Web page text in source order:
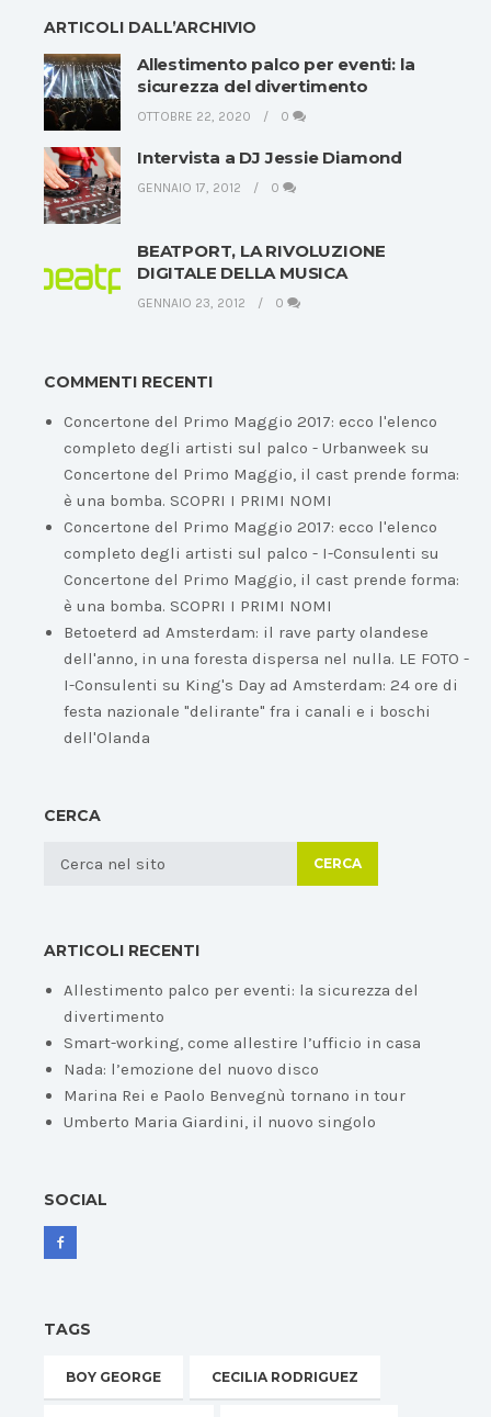
ARTICOLI DALL’ARCHIVIO
Allestimento palco per eventi: la
sicurezza del divertimento
OTTOBRE 22, 2020 0
Intervista a DJ Jessie Diamond
GENNAIO 17, 2012 0
BEATPORT, LA RIVOLUZIONE
DIGITALE DELLA MUSICA
GENNAIO 23, 2012 0
COMMENTI RECENTI
Concertone del Primo Maggio 2017: ecco l'elenco
completo degli artisti sul palco - Urbanweek su
Concertone del Primo Maggio, il cast prende forma:
è una bomba. SCOPRI I PRIMI NOMI
Concertone del Primo Maggio 2017: ecco l'elenco
completo degli artisti sul palco - I-Consulenti su
Concertone del Primo Maggio, il cast prende forma:
è una bomba. SCOPRI I PRIMI NOMI
Betoeterd ad Amsterdam: il rave party olandese
dell'anno, in una foresta dispersa nel nulla. LE FOTO -
I-Consulenti su King's Day ad Amsterdam: 24 ore di
festa nazionale "delirante" fra i canali e i boschi
dell'Olanda
CERCA
CERCA
ARTICOLI RECENTI
Allestimento palco per eventi: la sicurezza del
divertimento
Smart-working, come allestire l’ufficio in casa
Nada: l’emozione del nuovo disco
Marina Rei e Paolo Benvegnù tornano in tour
Umberto Maria Giardini, il nuovo singolo
SOCIAL
TAGS
BOY GEORGE CECILIA RODRIGUEZ